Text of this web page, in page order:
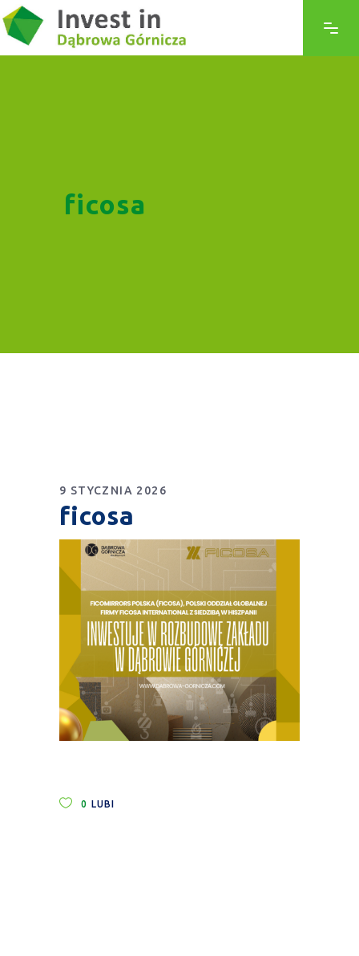
ficosa
9 STYCZNIA 2026
ficosa
0 LUBI